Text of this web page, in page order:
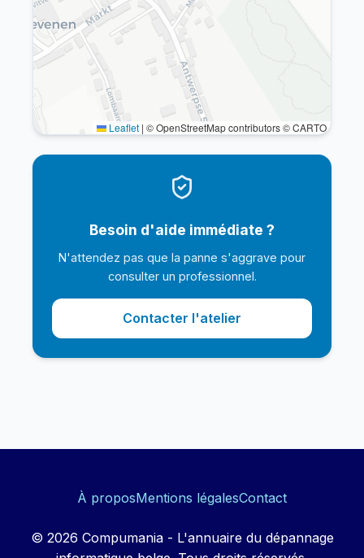
Leaflet | © OpenStreetMap contributors © CARTO
Besoin d'aide immédiate ?
N'attendez pas que la panne s'aggrave pour
consulter un professionnel.
Contacter l'atelier
À proposMentions légalesContact
© 2026 Compumania - L'annuaire du dépannage